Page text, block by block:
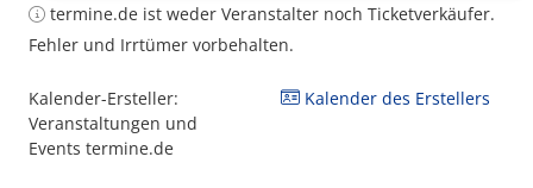
termine.de ist weder Veranstalter noch Ticketverkäufer.
Fehler und Irrtümer vorbehalten.
Kalender-Ersteller:
Veranstaltungen und
Events termine.de
Kalender des Erstellers